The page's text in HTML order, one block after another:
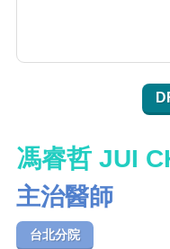
馮睿哲 JUI
主治醫師
台北分院